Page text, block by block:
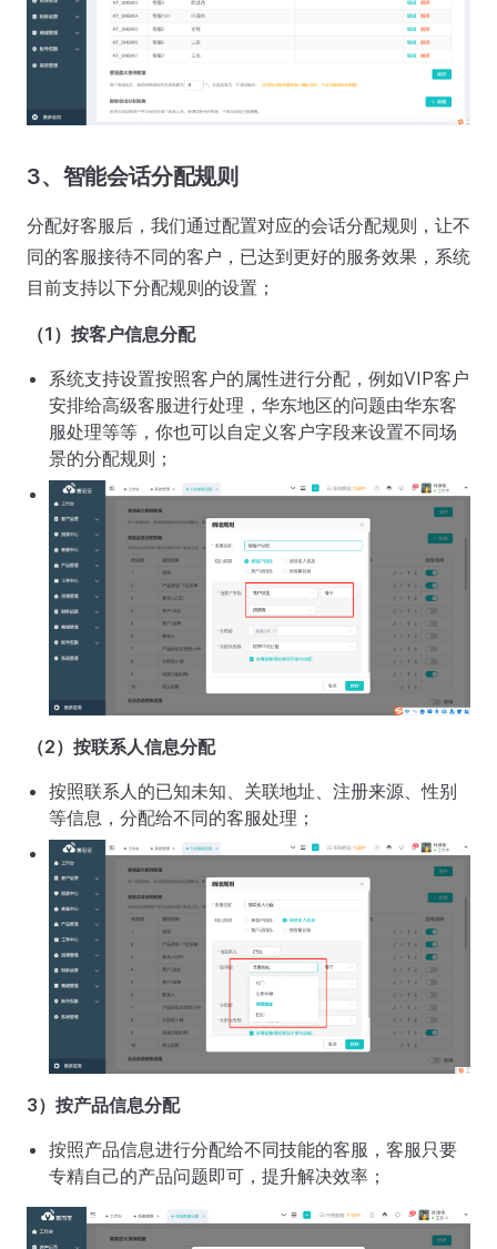
3、智能会话分配规则
分配好客服后，我们通过配置对应的会话分配规则，让不
同的客服接待不同的客户，已达到更好的服务效果，系统
目前支持以下分配规则的设置；
（1）按客户信息分配
系统支持设置按照客户的属性进行分配，例如VIP客户
安排给高级客服进行处理，华东地区的问题由华东客
服处理等等，你也可以自定义客户字段来设置不同场
景的分配规则；
（2）按联系人信息分配
按照联系人的已知未知、关联地址、注册来源、性别
等信息，分配给不同的客服处理；
3）按产品信息分配
按照产品信息进行分配给不同技能的客服，客服只要
专精自己的产品问题即可，提升解决效率；